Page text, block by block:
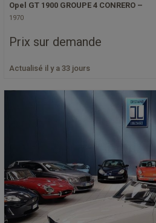
Opel GT 1900 GROUPE 4 CONRERO –
1970
Prix sur demande
Actualisé il y a 33 jours